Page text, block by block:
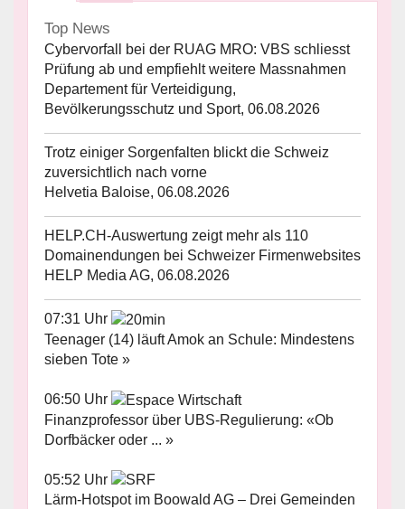
Top News
Cybervorfall bei der RUAG MRO: VBS schliesst
Prüfung ab und empfiehlt weitere Massnahmen
Departement für Verteidigung,
Bevölkerungsschutz und Sport, 06.08.2026
Trotz einiger Sorgenfalten blickt die Schweiz
zuversichtlich nach vorne
Helvetia Baloise, 06.08.2026
HELP.CH-Auswertung zeigt mehr als 110
Domainendungen bei Schweizer Firmenwebsites
HELP Media AG, 06.08.2026
07:31 Uhr
Teenager (14) läuft Amok an Schule: Mindestens
sieben Tote »
06:50 Uhr
Finanzprofessor über UBS-Regulierung: «Ob
Dorfbäcker oder ... »
05:52 Uhr
Lärm-Hotspot im Boowald AG – Drei Gemeinden